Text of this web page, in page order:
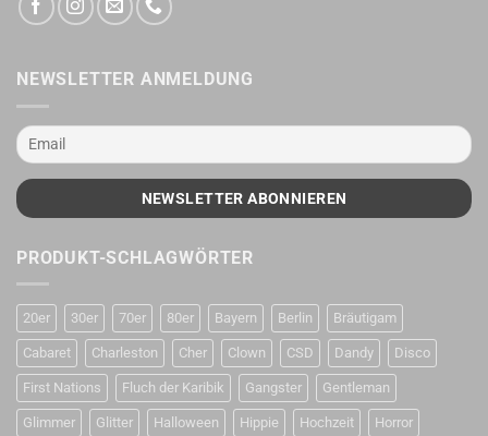
NEWSLETTER ANMELDUNG
PRODUKT-SCHLAGWÖRTER
20er 30er 70er 80er Bayern Berlin Bräutigam
Cabaret Charleston Cher Clown CSD Dandy Disco
First Nations Fluch der Karibik Gangster Gentleman
Glimmer Glitter Halloween Hippie Hochzeit Horror